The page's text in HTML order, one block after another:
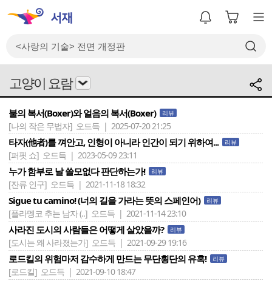
고양이 요람
불의 복서(Boxer)와 얼음의 복서(Boxer) 리뷰
[나의 작은 무법자] 오드득 | 2025-07-20 21:25
타자(他者)를 껴안고, 인형이 아니라 인간이 되기 위하여... 리뷰
[퍼핏 쇼] 오드득 | 2023-05-09 23:11
누가 함부로 날 쓸모없다 판단하는가! 리뷰
[잔류 인구] 오드득 | 2021-11-18 18:32
Sigue tu camino! (너의 길을 가라는 뜻의 스페인어) 리뷰
[플라멩코 추는 남자 (..] 오드득 | 2021-11-14 23:10
사라진 도시의 사람들은 어떻게 살았을까? 리뷰
[도시는 왜 사라졌는가] 오드득 | 2021-09-29 19:16
로드킬의 위험마저 감수하게 만드는 무단횡단의 유혹! 리뷰
[로드킬] 오드득 | 2021-09-10 18:47